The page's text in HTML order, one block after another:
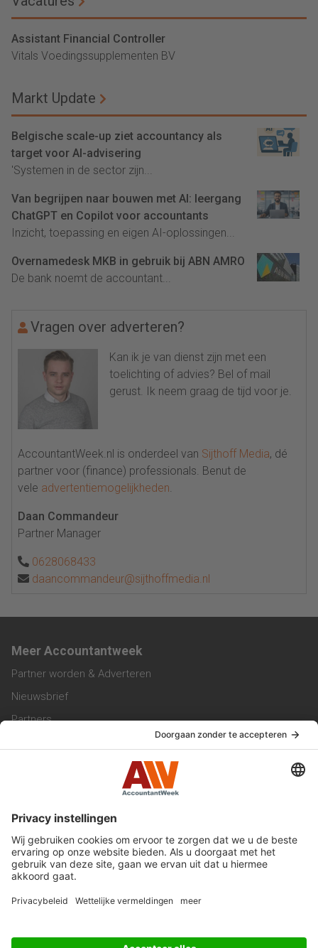
Assistant Financial Controller
Vitals Voedingssupplementen BV
Markt Update
Belgische scale-up ziet accountancy als
target voor AI-advisering
'Systemen in de sector zijn...
Van begrijpen naar bouwen met AI: leergang
ChatGPT en Copilot voor accountants
Inzicht, toepassing en eigen AI-oplossingen...
Overnamedesk MKB in gebruik bij ABN AMRO
De bank noemt de accountant...
Vragen over adverteren?
Kan ik je van dienst zijn met een
toelichting of advies? Bel of mail
gerust. Ik neem graag de tijd voor je.
AccountantWeek.nl is onderdeel van Sijthoff Media, dé
partner voor (finance) professionals. Benut de
vele advertentiemogelijkheden.
Daan Commandeur
Partner Manager
0628068433
daancommandeur@sijthoffmedia.nl
Meer Accountantweek
Partner worden & Adverteren
Nieuwsbrief
Partners
Werken bij ons
Privacy Statement
Algemene Voorwaarden
Privacyinstellingen